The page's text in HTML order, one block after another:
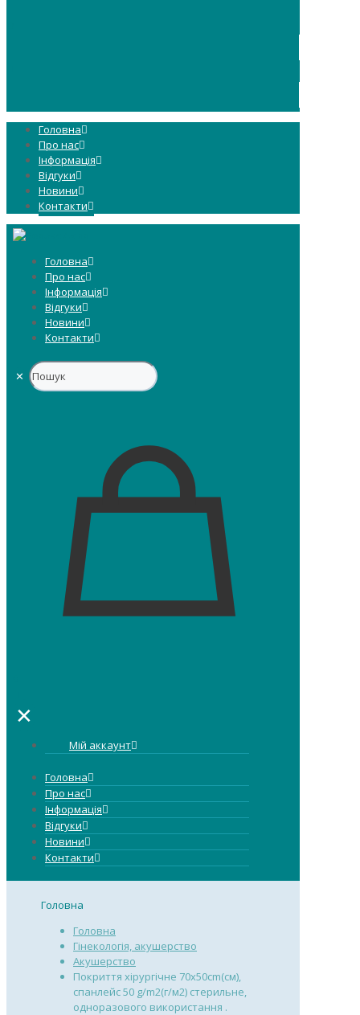
Головна
Про нас
Інформація
Відгуки
Новини
Контакти
Головна
Про нас
Інформація
Відгуки
Новини
Контакти
✕
✕
Мій аккаунт
Головна
Про нас
Інформація
Відгуки
Новини
Контакти
Головна
Головна
Гінекологія, акушерство
Акушерство
Покриття хірургічне 70х50cm(см),
спанлейс 50 g/m2(г/м2) стерильне,
одноразового використання .